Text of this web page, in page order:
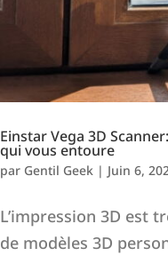
Einstar Vega 3D
qui vous entoure
par Gentil Geek | Juin 6,
L’impression 3D est
de modèles 3D